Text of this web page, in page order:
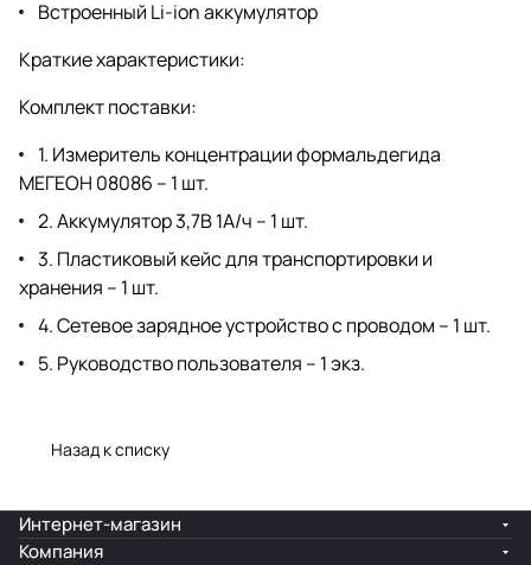
Встроенный Li-ion аккумулятор
Краткие характеристики:
Комплект поставки:
1. Измеритель концентрации формальдегида
МЕГЕОН 08086 – 1 шт.
2. Аккумулятор 3,7В 1А/ч – 1 шт.
3. Пластиковый кейс для транспортировки и
хранения – 1 шт.
4. Сетевое зарядное устройство с проводом – 1 шт.
5. Руководство пользователя – 1 экз.
Назад к списку
Интернет-магазин
Компания